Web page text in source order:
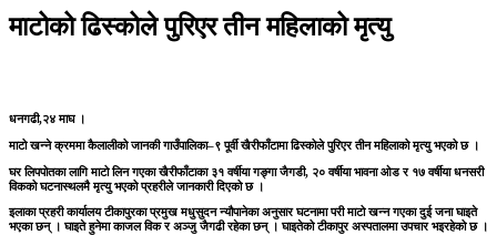
माटोको ढिस्कोले पुरिएर तीन महिलाको मृत्यु
धनगढी,२४ माघ ।
माटो खन्ने क्रममा कैलालीको जानकी गाउँपालिका–९ पूर्वी खैरीफाँटामा ढिस्कोले पुरिएर तीन महिलाको मृत्यु भएको छ ।
घर लिपपोतका लागि माटो लिन गएका खैरीफाँटाका ३१ वर्षीया गङ्गा जैगडी, २० वर्षीया भावना ओड र १७ वर्षीया धनसरी
विकको घटनास्थलमै मृत्यु भएको प्रहरीले जानकारी दिएको छ ।
इलाका प्रहरी कार्यालय टीकापुरका प्रमुख मधुसुदन न्यौपानेका अनुसार घटनामा परी माटो खन्न गएका दुई जना घाइते
भएका छन् । घाइते हुनेमा काजल विक र अञ्जु जैगढी रहेका छन् । घाइतेको टीकापुर अस्पतालमा उपचार भइरहेको छ ।